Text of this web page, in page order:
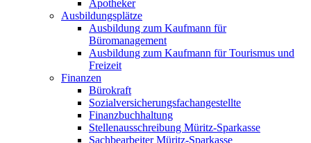
Apotheker
Ausbildungsplätze
Ausbildung zum Kaufmann für
Büromanagement
Ausbildung zum Kaufmann für Tourismus und
Freizeit
Finanzen
Bürokraft
Sozialversicherungsfachangestellte
Finanzbuchhaltung
Stellenausschreibung Müritz-Sparkasse
Sachbearbeiter Müritz-Sparkasse